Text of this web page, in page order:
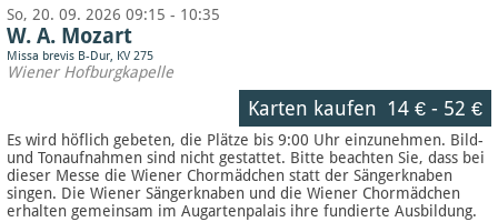
So, 20. 09. 2026 09:15 - 10:35
W. A. Mozart
Missa brevis B-Dur, KV 275
Wiener Hofburgkapelle
Karten kaufen 14 €- 52 €
Es wird höflich gebeten, die Plätze bis 9:00 Uhr einzunehmen. Bild-
und Tonaufnahmen sind nicht gestattet. Bitte beachten Sie, dass bei
dieser Messe die Wiener Chormädchen statt der Sängerknaben
singen. Die Wiener Sängerknaben und die Wiener Chormädchen
erhalten gemeinsam im Augartenpalais ihre fundierte Ausbildung.